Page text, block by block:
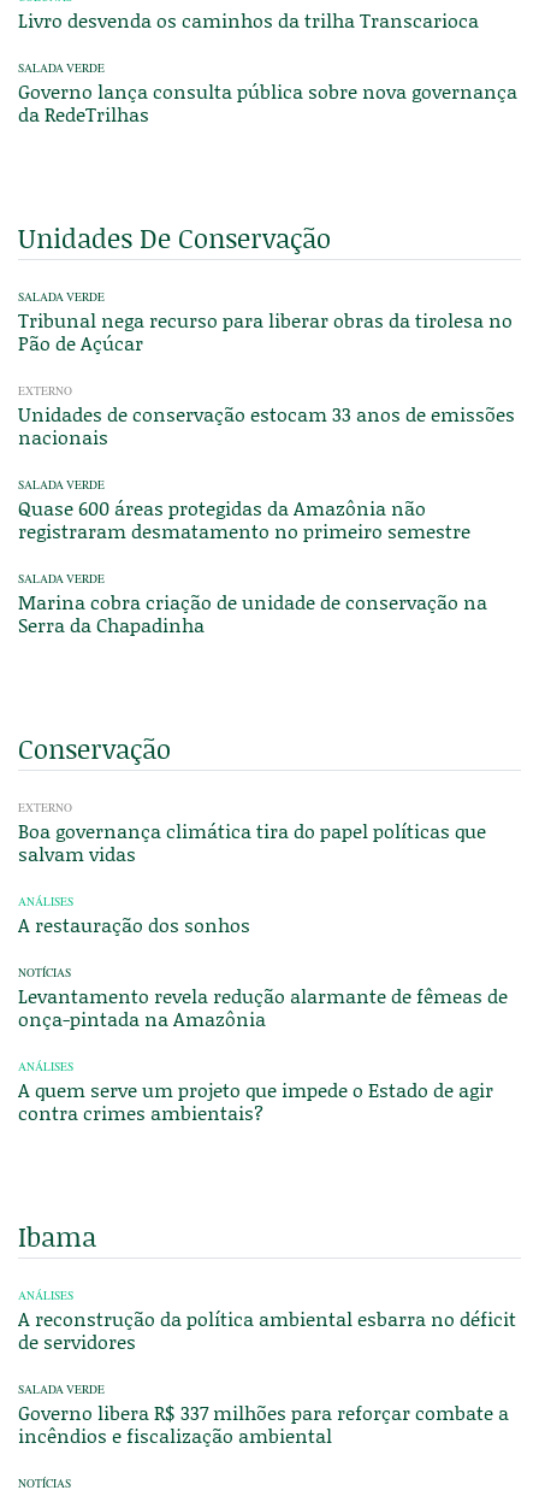
Livro desvenda os caminhos da trilha Transcarioca
SALADA VERDE
Governo lança consulta pública sobre nova governança
da RedeTrilhas
Unidades De Conservação
SALADA VERDE
Tribunal nega recurso para liberar obras da tirolesa no
Pão de Açúcar
EXTERNO
Unidades de conservação estocam 33 anos de emissões
nacionais
SALADA VERDE
Quase 600 áreas protegidas da Amazônia não
registraram desmatamento no primeiro semestre
SALADA VERDE
Marina cobra criação de unidade de conservação na
Serra da Chapadinha
Conservação
EXTERNO
Boa governança climática tira do papel políticas que
salvam vidas
ANÁLISES
A restauração dos sonhos
NOTÍCIAS
Levantamento revela redução alarmante de fêmeas de
onça-pintada na Amazônia
ANÁLISES
A quem serve um projeto que impede o Estado de agir
contra crimes ambientais?
Ibama
ANÁLISES
A reconstrução da política ambiental esbarra no déficit
de servidores
SALADA VERDE
Governo libera R$ 337 milhões para reforçar combate a
incêndios e fiscalização ambiental
NOTÍCIAS